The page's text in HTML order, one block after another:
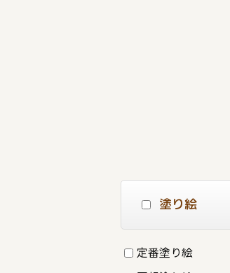
塗り絵
定番塗り絵